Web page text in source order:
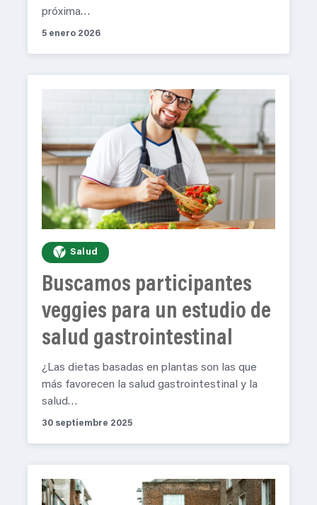
próxima…
5 enero 2026
Salud
Buscamos participantes
veggies para un estudio de
salud gastrointestinal
¿Las dietas basadas en plantas son las que
más favorecen la salud gastrointestinal y la
salud…
30 septiembre 2025